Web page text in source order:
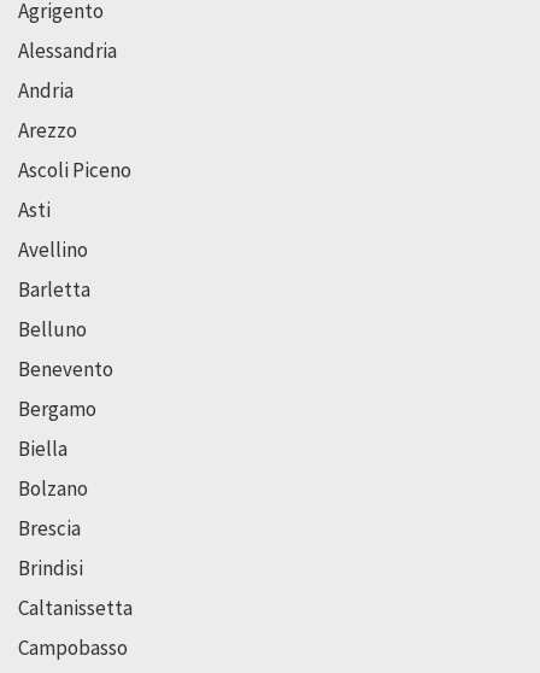
Agrigento
Alessandria
Andria
Arezzo
Ascoli Piceno
Asti
Avellino
Barletta
Belluno
Benevento
Bergamo
Biella
Bolzano
Brescia
Brindisi
Caltanissetta
Campobasso